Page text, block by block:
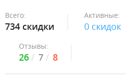
Всего:
734 скидки
Активные:
0 скидок
Отзывы:
26 7 8